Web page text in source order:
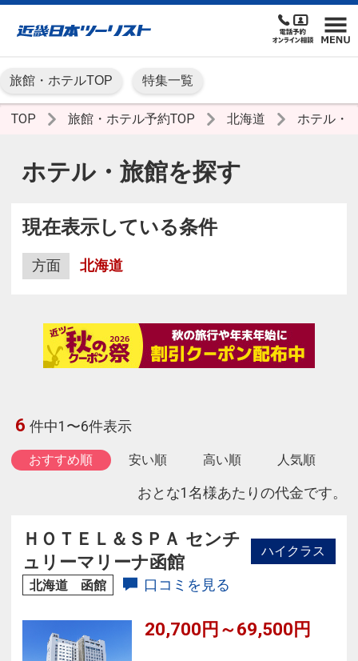
旅館・ホテルTOP 特集一覧
TOP 旅館・ホテル予約TOP 北海道 ホテル・
ホテル・旅館を探す
現在表示している条件
方面 北海道
6 件中1〜6件表示
おすすめ順 安い順 高い順 人気順
おとな1名様あたりの代金です。
ＨＯＴＥＬ＆ＳＰＡ センチ
ュリーマリーナ函館
ハイクラス
北海道 函館 口コミを見る
20,700円～69,500円